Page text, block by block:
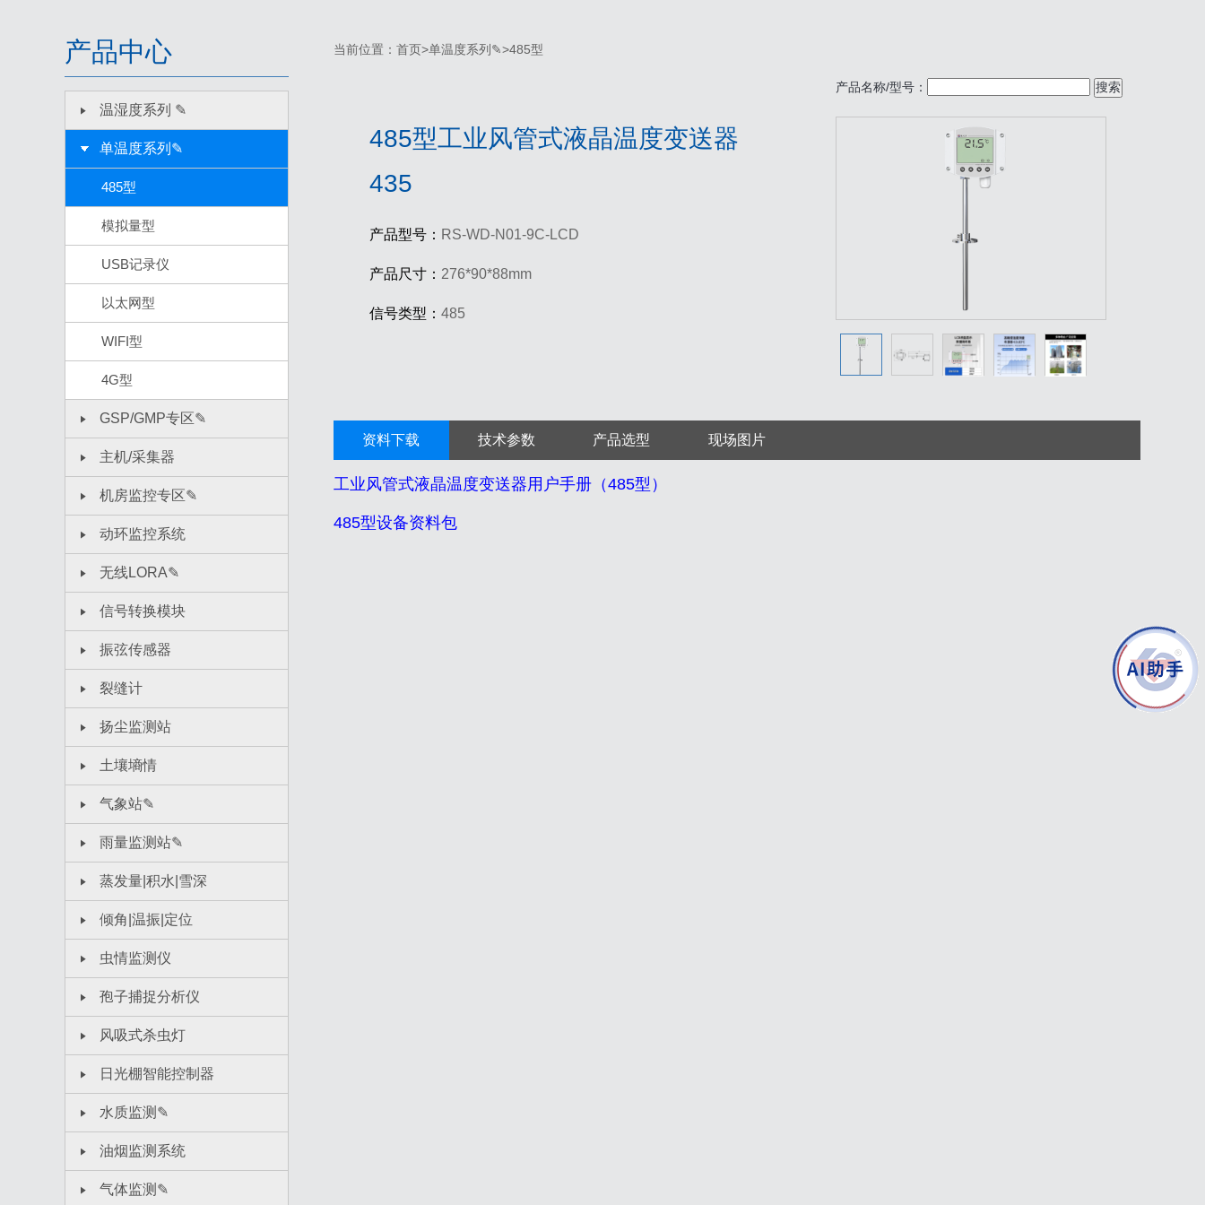
产品中心
温湿度系列 ✎
单温度系列✎
485型
模拟量型
USB记录仪
以太网型
WIFI型
4G型
GSP/GMP专区✎
主机/采集器
机房监控专区✎
动环监控系统
无线LORA✎
信号转换模块
振弦传感器
裂缝计
扬尘监测站
土壤墒情
气象站✎
雨量监测站✎
蒸发量|积水|雪深
倾角|温振|定位
虫情监测仪
孢子捕捉分析仪
风吸式杀虫灯
日光棚智能控制器
水质监测✎
油烟监测系统
气体监测✎
当前位置： 首页>单温度系列✎>485型
产品名称/型号： 搜索
485型工业风管式液晶温度变送器
435
产品型号： RS-WD-N01-9C-LCD
产品尺寸： 276*90*88mm
信号类型： 485
资料下载 技术参数 产品选型 现场图片
工业风管式液晶温度变送器用户手册（485型）
485型设备资料包